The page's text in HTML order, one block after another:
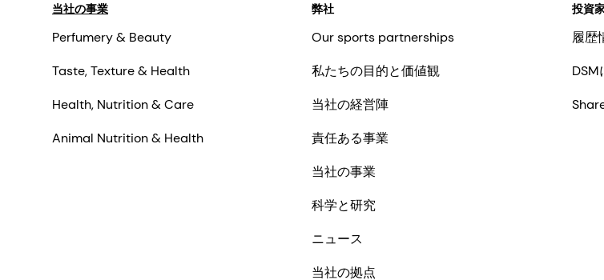
当社の事業
Perfumery & Beauty
Taste, Texture & Health
Health, Nutrition & Care
Animal Nutrition & Health
弊社
Our sports partnerships
私たちの目的と価値観
当社の経営陣
責任ある事業
当社の事業
科学と研究
ニュース
当社の拠点
投資
履歴
DSM